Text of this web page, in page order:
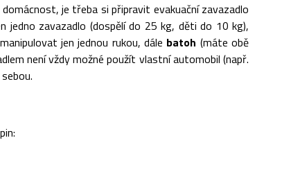
je třeba si připravit evakuační zavazadlo
zavazadlo (dospělí do 25 kg, děti do 10 kg),
jen jednou rukou, dále batoh (máte obě
není vždy možné použít vlastní automobil (např.